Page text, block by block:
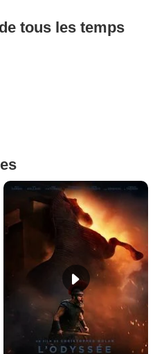
tous les temps